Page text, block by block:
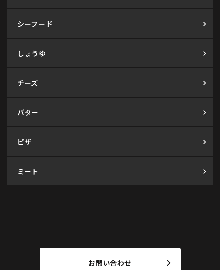
シーフード
しょうゆ
チーズ
バター
ピザ
ミート
お問い合わせ